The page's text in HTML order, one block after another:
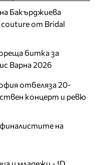
Бакърджиева
от Bridal
битка за
Варна 2026
отбеляза 20-
концерт и ревю
на